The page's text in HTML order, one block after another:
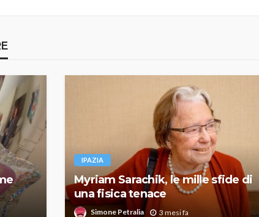
IPAZIA
Myriam Sarachik, le mille sfide di
una fisica tenace
Simone Petralia 3 mesi fa